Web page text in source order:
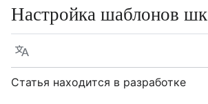
Настройка шаблонов шк
Язык
Статья находится в разработке